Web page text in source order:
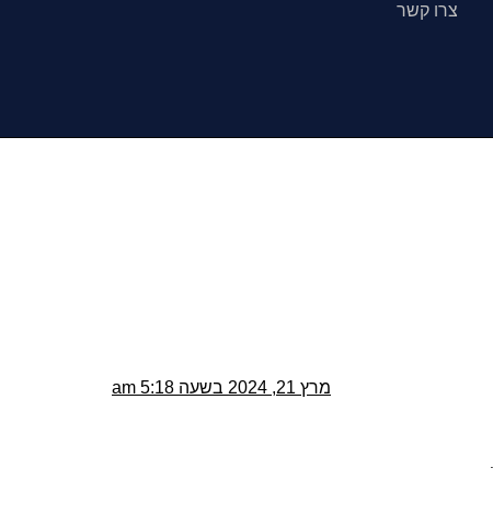
צרו קשר
מרץ 21, 2024 בשעה 5:18 am